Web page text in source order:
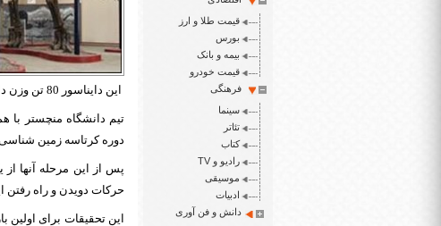
قیمت طلا و ارز
بورس
بیمه و بانک
قیمت خودرو
فرهنگی
سینما
تئاتر
کتاب
رادیو و TV
موسیقی
ادبیات
دانش و فن آوری
این دایناسور 80 تن وزن داشته و شبیه سازی رایانه ای نشان می دهد که سرعتی معادل 8 کیلومتر در ساعت داشته است.
دوره کرتاسه زمین
حرکات دویدن و راه رفتن
این تحقیقات برای اولین